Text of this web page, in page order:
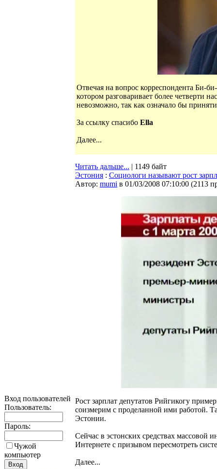
Вход пользователей
Пользователь:
Пароль:
Чужой
компьютер
Отвечая на вопрос корреспондента Би-
котором разговаривает более четверти
невозможно, так как означало бы
За ссылку спасибо Ella
Далее...
Читать дальше... | 1149 байт
Эстония : Социологи называют рост
Автор: mumi в 01/03/2008 07:10:00 (2113
Рост зарплат депутатов Рийгикогу
соизмерим с проделанной ими работой.
Эстонии.
Сейчас в эстонских средствах массовой
Интернете с призывом пересмотреть
Далее...